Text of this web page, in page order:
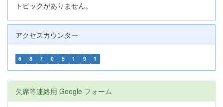
トピックがありません。
アクセスカウンター
6 8 7 0 5 1 9 1
欠席等連絡用 Google フォーム